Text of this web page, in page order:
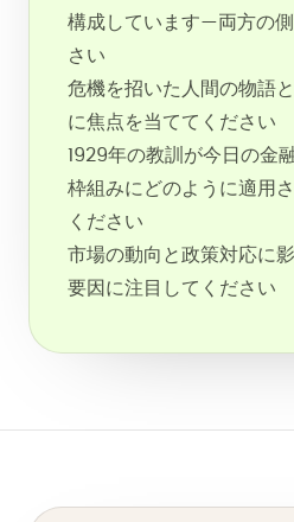
構成しています—両方の
さい
危機を招いた人間の物語
に焦点を当ててください
1929年の教訓が今日の金
枠組みにどのように適用
ください
市場の動向と政策対応に
要因に注目してください